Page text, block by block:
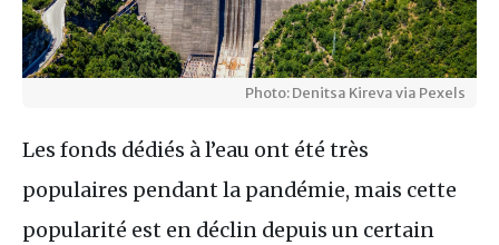
Photo: Denitsa Kireva via Pexels
Les fonds dédiés à l’eau ont été très
populaires pendant la pandémie, mais cette
popularité est en déclin depuis un certain